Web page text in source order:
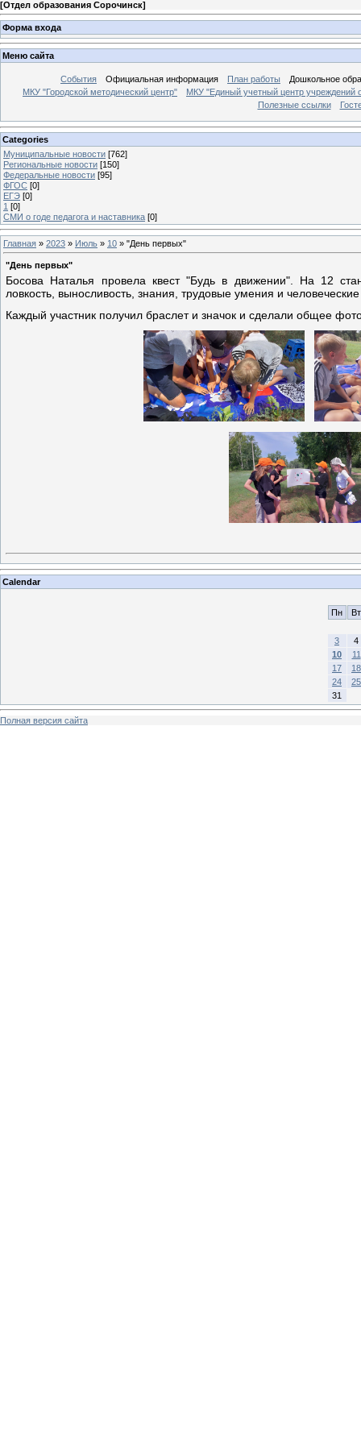
[Отдел образования Сорочинск]
Форма входа
Меню сайта
События Официальная информация План работы
Дошкольное
МКУ "Городской методический центр"
МКУ "Единый учетный центр учреждений
Полезные ссылки
Categories
Муниципальные новости [762]
Региональные новости [150]
Федеральные новости [95]
ФГОС [0]
ЕГЭ [0]
1 [0]
СМИ о годе педагога и наставника [0]
Главная » 2023 » Июль » 10 » "День первых"
"День первых"
Босова Наталья провела квест "Будь в движении". На 12
ловкость, выносливость, знания, трудовые умения и человеческие
Каждый участник получил браслет и значок и сделали общее
Calendar
Пн Вт
3
4
10
11
17
18
24
25
31
Полная версия сайта